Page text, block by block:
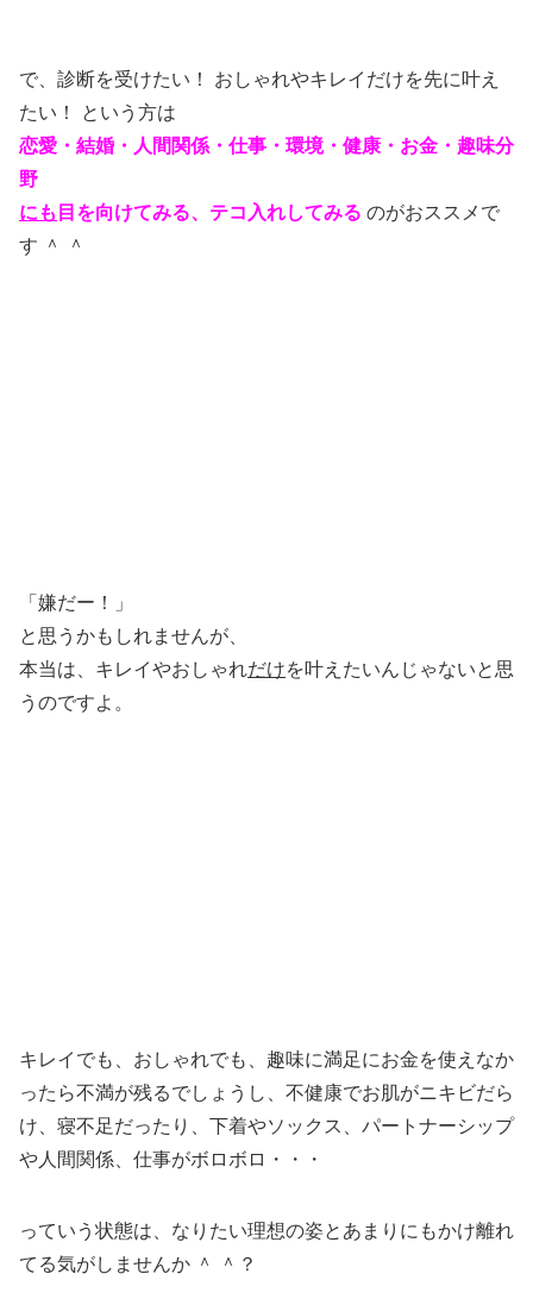
で、診断を受けたい！ おしゃれやキレイだけを先に叶え
たい！ という方は
恋愛・結婚・人間関係・仕事・環境・健康・お金・趣味分
野
にも 目を向けてみる、テコ入れしてみる のがおススメで
す ＾ ＾
「嫌だー！」
と思うかもしれませんが、
本当は、キレイやおしゃれだけを叶えたいんじゃないと思
うのですよ。
キレイでも、おしゃれでも、趣味に満足にお金を使えなか
ったら不満が残るでしょうし、不健康でお肌がニキビだら
け、寝不足だったり、下着やソックス、パートナーシップ
や人間関係、仕事がボロボロ・・・
っていう状態は、なりたい理想の姿とあまりにもかけ離れ
てる気がしませんか ＾ ＾？